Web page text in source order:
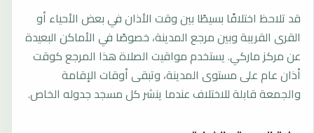
قد تلاحظ اختلافًا بسيطًا بين وقت الأذان في بعض الأحياء أو
القرى القريبة وبين مرجع المدينة، خصوصًا في الأماكن البعيدة
عن مركز ماركي. يستخدم مواقيت الصلاة هذا المرجع كوقت
أذان عام على مستوى المدينة، وتبقى أوقات الإقامة
والجمعة قابلة للاختلاف عندما ينشر كل مسجد جدوله الخاص.